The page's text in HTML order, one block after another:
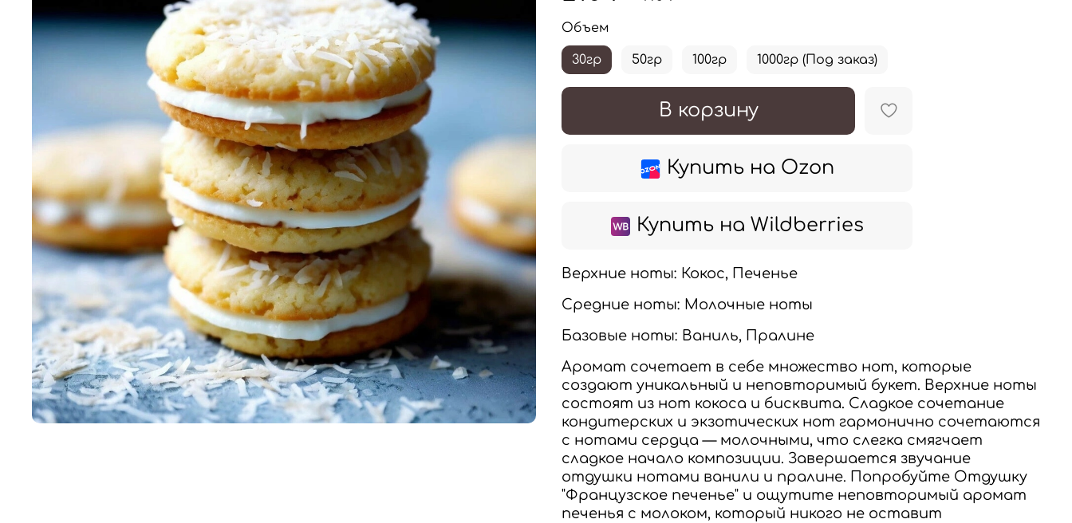
В корзину
Купить на Ozon
Купить на Wildberries
Объем
30гр 50гр 100гр 1000гр (Под заказ)
Верхние ноты: Кокос, Печенье
Средние ноты: Молочные ноты
Базовые ноты: Ваниль, Пралине
Аромат сочетает в себе множество нот, которые
создают уникальный и неповторимый букет. Верхние ноты
состоят из нот кокоса и бисквита. Сладкое сочетание
кондитерских и экзотических нот гармонично сочетаются
с нотами сердца — молочными, что слегка смягчает
сладкое начало композиции. Завершается звучание
отдушки нотами ванили и пралине. Попробуйте Отдушку
"Французское печенье" и ощутите неповторимый аромат
печенья с молоком, который никого не оставит